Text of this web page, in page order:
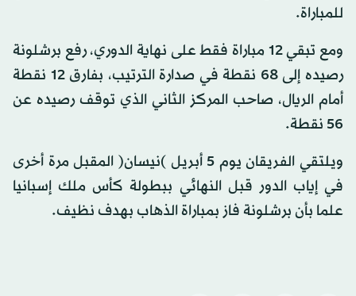
للمباراة.
ومع تبقي 12 مباراة فقط على نهاية الدوري، رفع برشلونة
رصيده إلى 68 نقطة في صدارة الترتيب، بفارق 12 نقطة
أمام الريال، صاحب المركز الثاني الذي توقف رصيده عن
56 نقطة.
ويلتقي الفريقان يوم 5 أبريل )نيسان( المقبل مرة أخرى
في إياب الدور قبل النهائي ببطولة كأس ملك إسبانيا
علما بأن برشلونة فاز بمباراة الذهاب بهدف نظيف.